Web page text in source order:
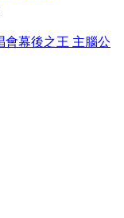
會幕後之王 主腦公